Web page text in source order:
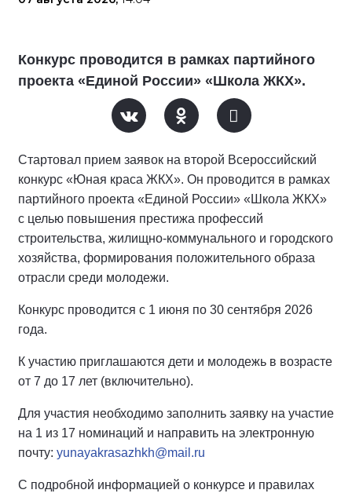
Конкурс проводится в рамках партийного
проекта «Единой России» «Школа ЖКХ».
Стартовал прием заявок на второй Всероссийский
конкурс «Юная краса ЖКХ». Он проводится в рамках
партийного проекта «Единой России» «Школа ЖКХ»
с целью повышения престижа профессий
строительства, жилищно-коммунального и городского
хозяйства, формирования положительного образа
отрасли среди молодежи.
Конкурс проводится с 1 июня по 30 сентября 2026
года.
К участию приглашаются дети и молодежь в возрасте
от 7 до 17 лет (включительно).
Для участия необходимо заполнить заявку на участие
на 1 из 17 номинаций и направить на электронную
почту: yunayakrasazhkh@mail.ru
С подробной информацией о конкурсе и правилах